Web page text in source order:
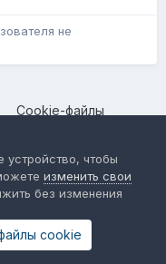
не
Cookie-файлы
устройство, чтобы
изменить свои
без изменения
сookie